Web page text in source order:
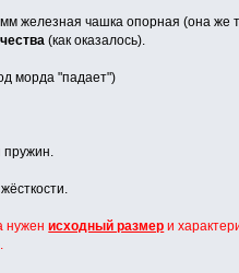
железная чашка опорная (она же
(как оказалось).
морда "падает")
пружин.
нуженисходный размер и